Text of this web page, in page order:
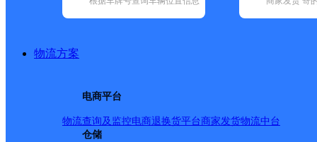
物流方案
电商平台
物流查询及监控电商退换货平台商家发货物流中台
仓储
所属快递：百世快递
所属区域：云南省-昆明市-嵩明县
网点地址：云南省昆明市嵩明县杨林镇三十公村126号
网点负责人：